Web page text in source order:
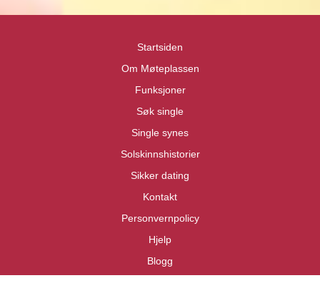
Startsiden
Om Møteplassen
Funksjoner
Søk single
Single synes
Solskinnshistorier
Sikker dating
Kontakt
Personvernpolicy
Hjelp
Blogg